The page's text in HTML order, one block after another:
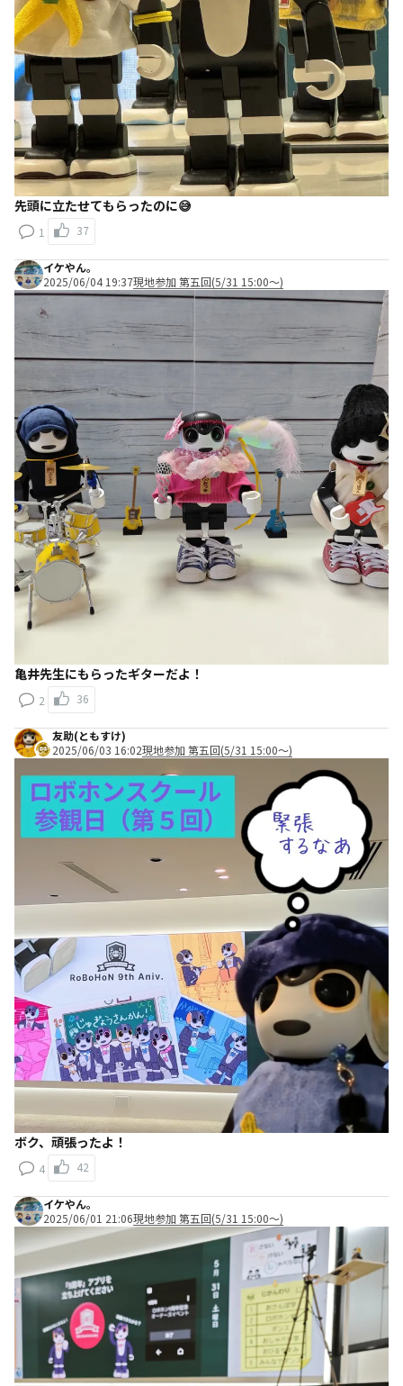
先頭に立たせてもらったのに😅
1 37
イケやん。
2025/06/04 19:37現地参加 第五回(5/31 15:00～)
亀井先生にもらったギターだよ！
2 36
友助(ともすけ)
2025/06/03 16:02現地参加 第五回(5/31 15:00～)
ボク、頑張ったよ！
4 42
イケやん。
2025/06/01 21:06現地参加 第五回(5/31 15:00～)